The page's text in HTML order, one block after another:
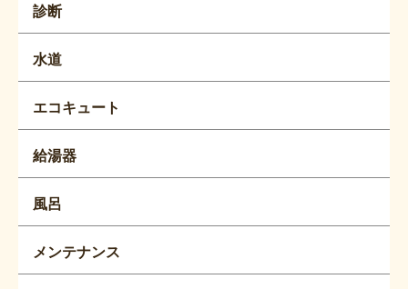
診断
水道
エコキュート
給湯器
風呂
メンテナンス